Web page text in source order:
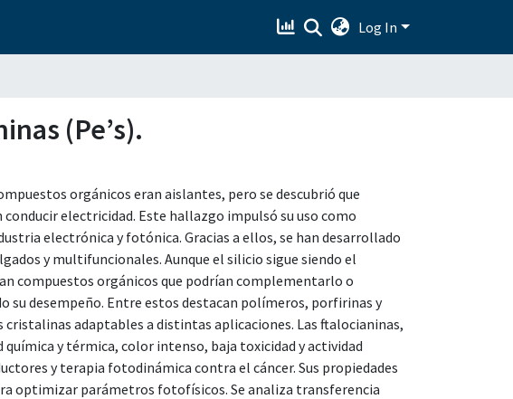
Log In
(Pe’s).
orgánicos eran aislantes, pero se descubrió que
electricidad. Este hallazgo impulsó su uso como
electrónica y fotónica. Gracias a ellos, se han desarrollado
y multifuncionales. Aunque el silicio sigue siendo el
compuestos orgánicos que podrían complementarlo o
su desempeño. Entre estos destacan polímeros, porfirinas y
adaptables a distintas aplicaciones. Las ftalocianinas,
y térmica, color intenso, baja toxicidad y actividad
y terapia fotodinámica contra el cáncer. Sus propiedades
optimizar parámetros fotofísicos. Se analiza transferencia